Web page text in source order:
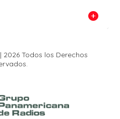
2026 Todos los Derechos